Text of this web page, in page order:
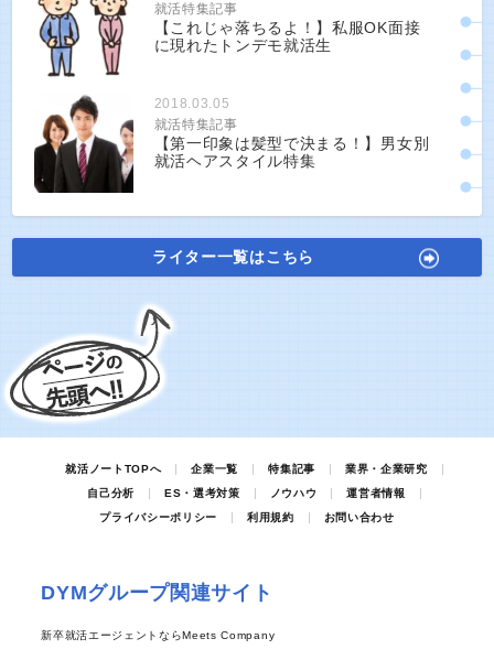
就活特集記事
【これじゃ落ちるよ！】私服OK面接
に現れたトンデモ就活生
2018.03.05
就活特集記事
【第一印象は髪型で決まる！】男女別
就活ヘアスタイル特集
ライター一覧はこちら
就活ノートTOPへ 企業一覧 特集記事
業界・企業研究
自己分析
ES・選考対策 ノウハウ
運営者情報
プライバシーポリシー
利用規約 お問い合わせ
DYMグループ関連サイト
新卒就活エージェントならMeets Company